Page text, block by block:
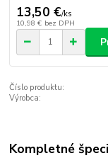
13,50 €/ks
10,98 € bez DPH
Číslo produktu:
Výrobca:
Kompletné